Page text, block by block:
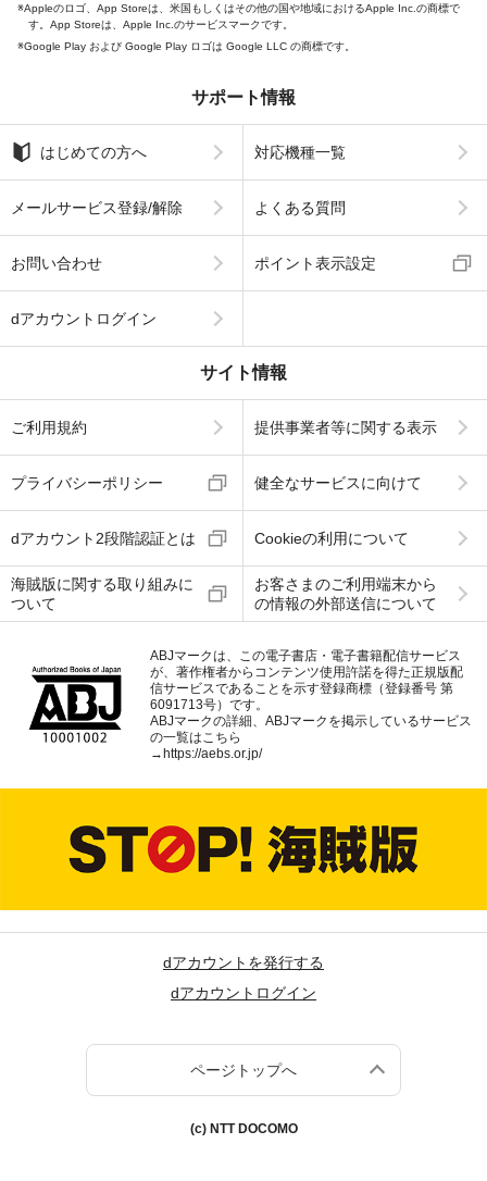
Appleのロゴ、App Storeは、米国もしくはその他の国や地域におけるApple Inc.の商標で
す。App Storeは、Apple Inc.のサービスマークです。
Google Play および Google Play ロゴは Google LLC の商標です。
サポート情報
はじめての方へ 対応機種一覧
メールサービス登録/解除 よくある質問
お問い合わせ ポイント表示設定
dアカウントログイン
サイト情報
ご利用規約 提供事業者等に関する表示
プライバシーポリシー 健全なサービスに向けて
dアカウント2段階認証とは Cookieの利用について
海賊版に関する取り組みに
ついて
お客さまのご利用端末から
の情報の外部送信について
ABJマークは、この電子書店・電子書籍配信サービス
が、著作権者からコンテンツ使用許諾を得た正規版配
信サービスであることを示す登録商標（登録番号 第
6091713号）です。
ABJマークの詳細、ABJマークを掲示しているサービス
の一覧はこちら
→https://aebs.or.jp/
dアカウントを発行する
dアカウントログイン
ページトップへ
(c) NTT DOCOMO